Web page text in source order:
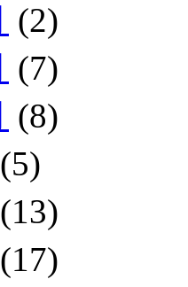
(2)
(7)
(8)
(5)
(13)
(17)